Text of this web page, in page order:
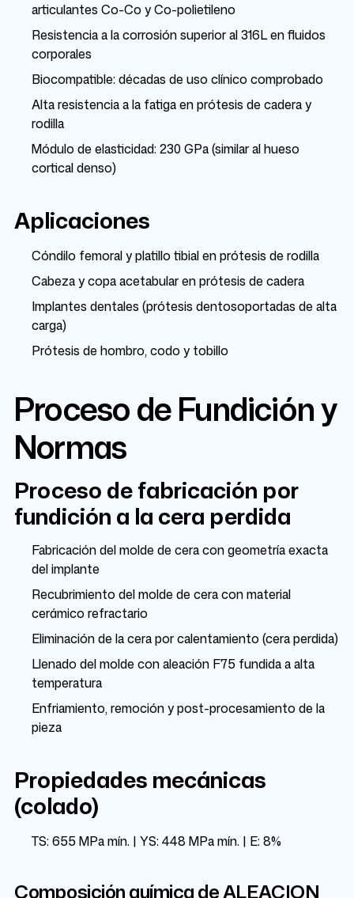
articulantes Co-Co y Co-polietileno
Resistencia a la corrosión superior al 316L en fluidos
corporales
Biocompatible: décadas de uso clínico comprobado
Alta resistencia a la fatiga en prótesis de cadera y
rodilla
Módulo de elasticidad: 230 GPa (similar al hueso
cortical denso)
Aplicaciones
Cóndilo femoral y platillo tibial en prótesis de rodilla
Cabeza y copa acetabular en prótesis de cadera
Implantes dentales (prótesis dentosoportadas de alta
carga)
Prótesis de hombro, codo y tobillo
Proceso de Fundición y
Normas
Proceso de fabricación por
fundición a la cera perdida
Fabricación del molde de cera con geometría exacta
del implante
Recubrimiento del molde de cera con material
cerámico refractario
Eliminación de la cera por calentamiento (cera perdida)
Llenado del molde con aleación F75 fundida a alta
temperatura
Enfriamiento, remoción y post-procesamiento de la
pieza
Propiedades mecánicas
(colado)
TS: 655 MPa mín. | YS: 448 MPa mín. | E: 8%
Composición química de ALEACION